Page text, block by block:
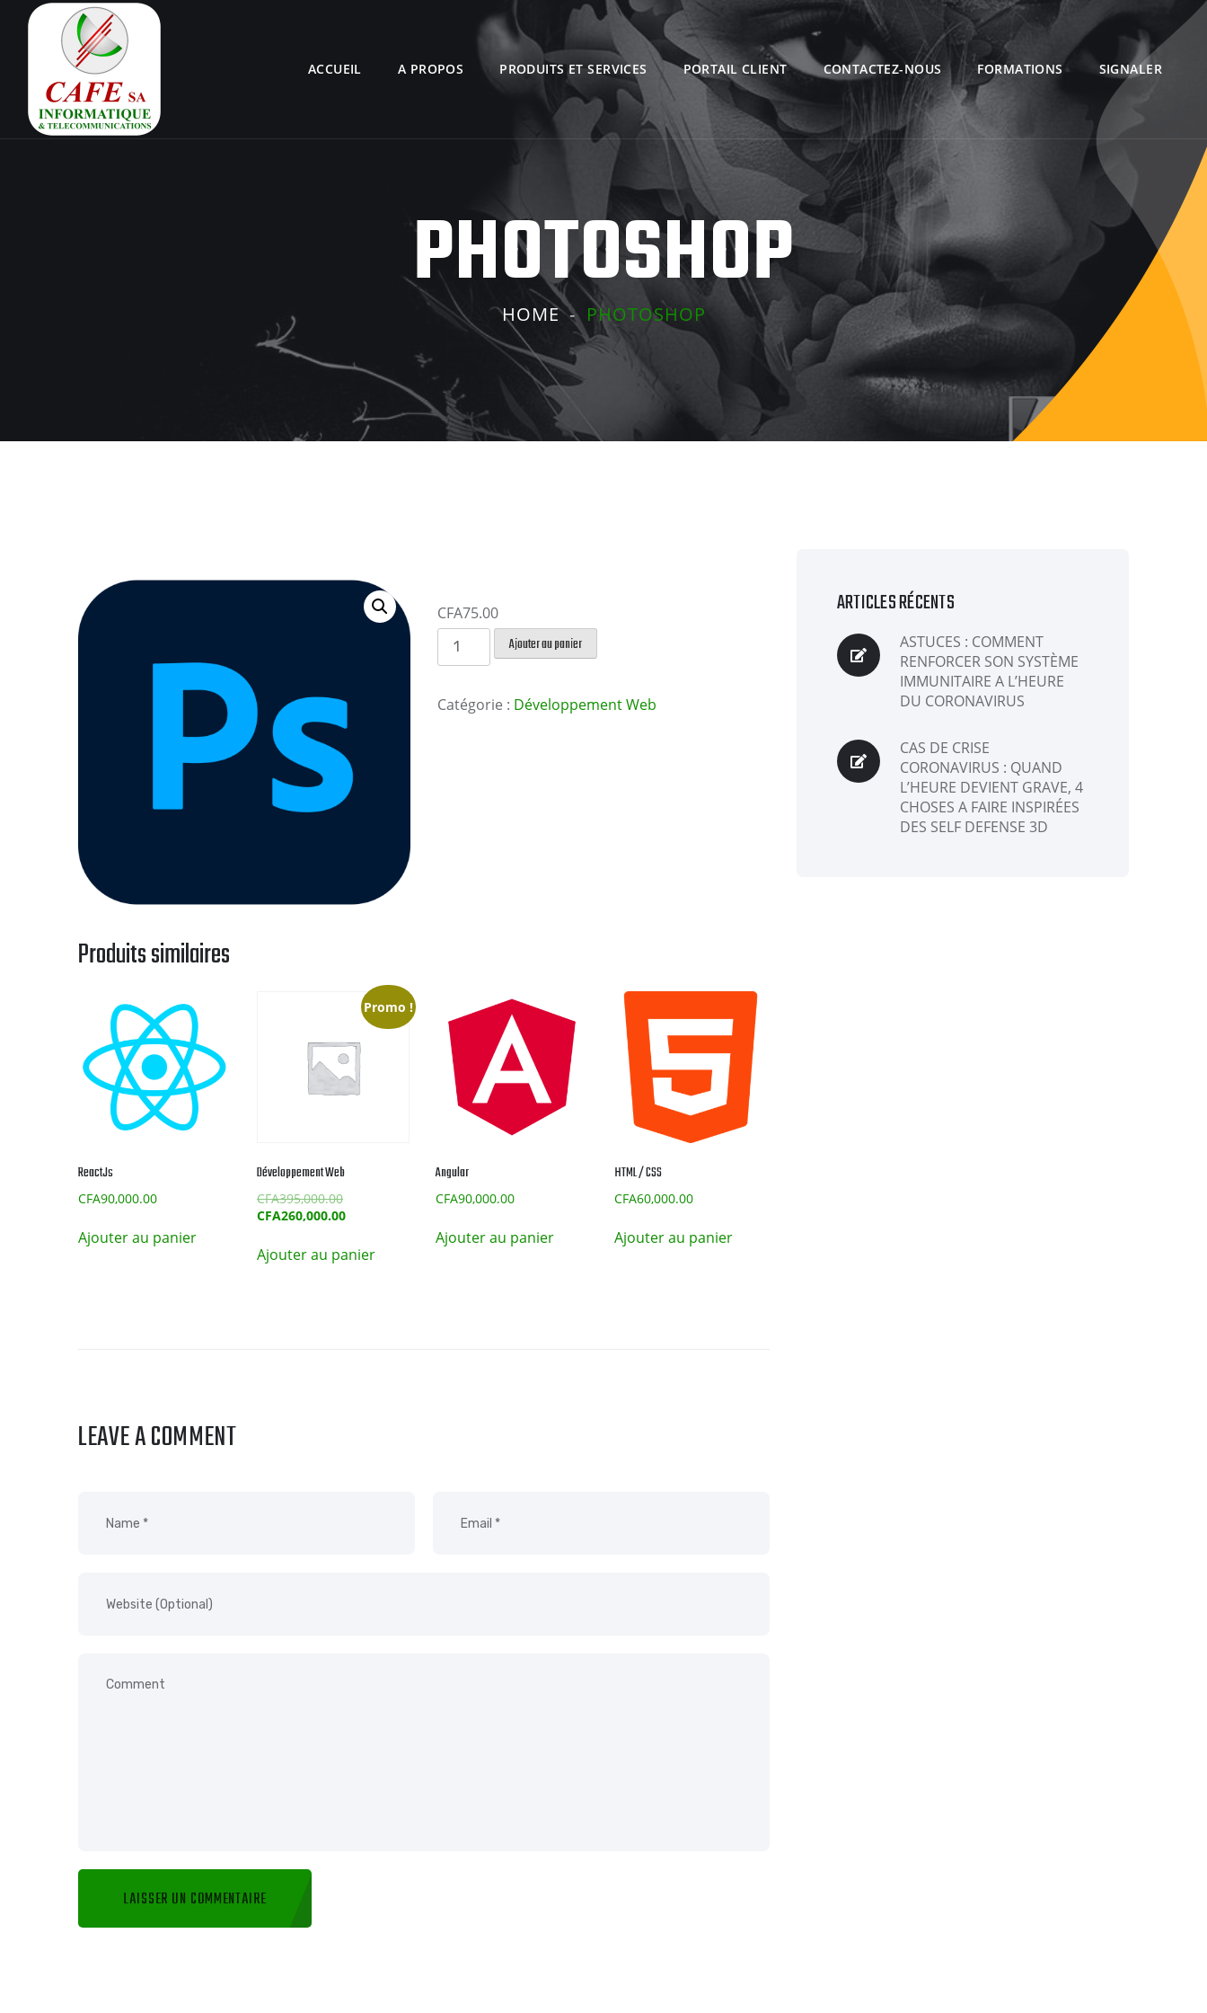
ACCUEIL A PROPOS PRODUITS ET SERVICES PORTAIL CLIENT CONTACTEZ-NOUS FORMATIONS SIGNALER
PHOTOSHOP
HOME PHOTOSHOP
CFA75.00
quantité
Ajouter au panier
Catégorie : Développement Web
Produits similaires
ReactJs
CFA90,000.00
Ajouter au panier
Promo !
Développement Web
CFA395,000.00Le
prix
était :
CFA260,000.00Le
actuel
Ajouter au panier
Angular
CFA90,000.00
Ajouter au panier
HTML / CSS
CFA60,000.00
Ajouter au panier
LEAVE A COMMENT
ARTICLES RÉCENTS
ASTUCES : COMMENT
RENFORCER SON SYSTÈME
IMMUNITAIRE A L’HEURE
DU CORONAVIRUS
CAS DE CRISE
CORONAVIRUS : QUAND
L’HEURE DEVIENT GRAVE, 4
CHOSES A FAIRE INSPIRÉES
DES SELF DEFENSE 3D